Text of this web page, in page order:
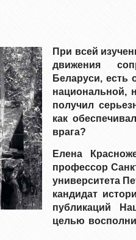
При всей
движения
Беларуси,
национальной,
получил
как
врага?
Елена
профессор
университета
кандидат
публикаций
целью